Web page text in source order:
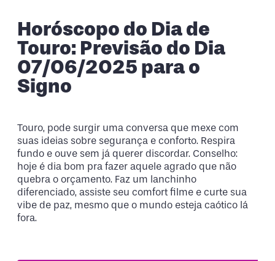
Horóscopo do Dia de
Touro: Previsão do Dia
07/06/2025 para o
Signo
Touro, pode surgir uma conversa que mexe com
suas ideias sobre segurança e conforto. Respira
fundo e ouve sem já querer discordar. Conselho:
hoje é dia bom pra fazer aquele agrado que não
quebra o orçamento. Faz um lanchinho
diferenciado, assiste seu comfort filme e curte sua
vibe de paz, mesmo que o mundo esteja caótico lá
fora.